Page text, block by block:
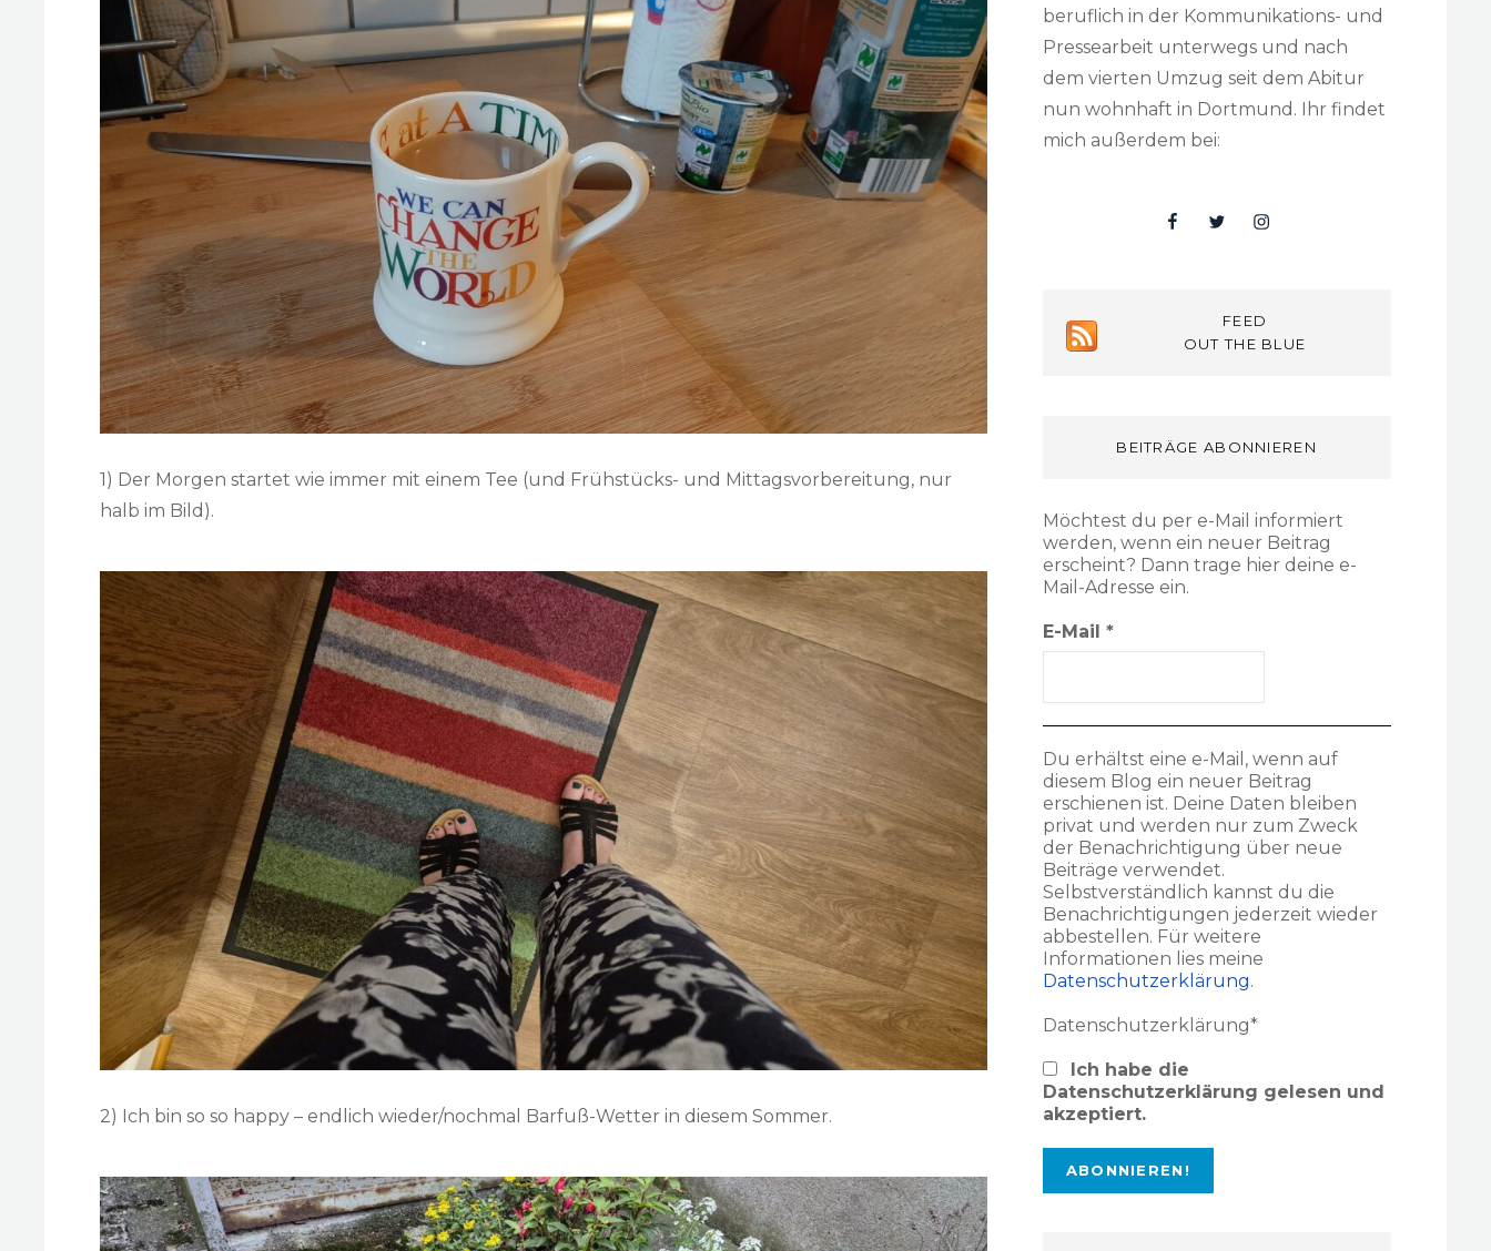
1) Der Morgen startet wie immer mit einem Tee (und Frühstücks- und Mittagsvorbereitung, nur
halb im Bild).
2) Ich bin so so happy – endlich wieder/nochmal Barfuß-Wetter in diesem Sommer.
beruflich in der Kommunikations- und
Pressearbeit unterwegs und nach
dem vierten Umzug seit dem Abitur
nun wohnhaft in Dortmund. Ihr findet
mich außerdem bei:
FacebookTwitterInsta
FEED
OUT THE BLUE
BEITRÄGE ABONNIEREN
Möchtest du per e-Mail informiert
werden, wenn ein neuer Beitrag
erscheint? Dann trage hier deine e-
Mail-Adresse ein.
E-Mail *
Du erhältst eine e-Mail, wenn auf
diesem Blog ein neuer Beitrag
erschienen ist. Deine Daten bleiben
privat und werden nur zum Zweck
der Benachrichtigung über neue
Beiträge verwendet.
Selbstverständlich kannst du die
Benachrichtigungen jederzeit wieder
abbestellen. Für weitere
Informationen lies meine
Datenschutzerklärung.
Datenschutzerklärung*
Ich habe die
Datenschutzerklärung gelesen und
akzeptiert.